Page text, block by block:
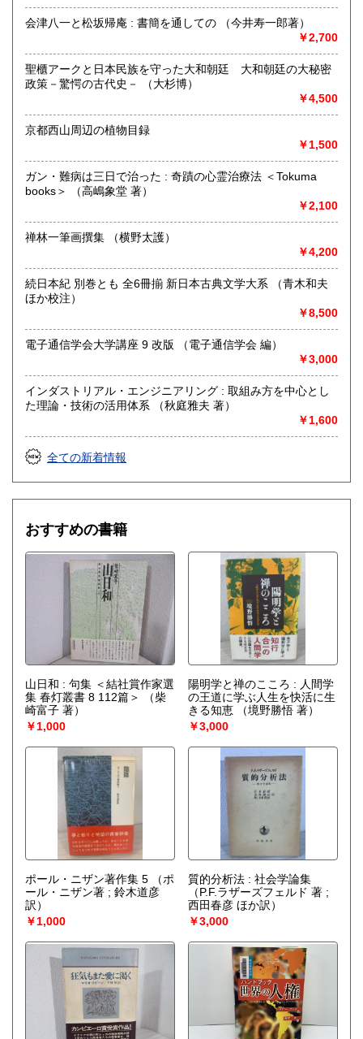
佐賀県 185円 長崎県
熊本県 185円 大分県 185円
宮崎県 185円 185円
沖縄県 185円
哲学宗教、歴史、社会科学、自然科学、国語国文、外国文
学、近代文献、趣味、サブカルチャー、古書一般（その他）
心理学 オカルト 成人誌
会津八一と松坂帰庵 : 書簡を通しての （今井寿一郎著）
￥2,700
聖櫃アークと日本民族を守った大和朝廷 大和朝廷の大秘密
政策－驚愕の古代史－ （大杉博）
￥4,500
京都西山周辺の植物目録
￥1,500
ガン・難病は三日で治った : 奇蹟の心霊治療法 ＜Tokuma
books＞ （高嶋象堂 著）
￥2,100
禅林一筆画撰集 （横野太護）
￥4,200
続日本紀 別巻とも 全6冊揃 新日本古典文学大系 （青木和夫
ほか校注）
￥8,500
電子通信学会大学講座 9 改版 （電子通信学会 編）
￥3,000
インダストリアル・エンジニアリング : 取組み方を中心とし
た理論・技術の活用体系 （秋庭雅夫 著）
￥1,600
全ての新着情報
おすすめの書籍
山日和 : 句集 ＜結社賞作家選
集 春灯叢書 8 112篇＞
（柴
崎富子 著）
￥1,000
陽明学と禅のこころ : 人間学
の王道に学ぶ人生を快活に生
きる知恵
（境野勝悟 著）
￥3,000
ポール・ニザン著作集 5
（ポ
ール・ニザン著 ; 鈴木道彦
訳）
￥1,000
質的分析法 : 社会学論集
（P.F.ラザーズフェルド 著 ;
西田春彦 ほか訳）
￥3,000